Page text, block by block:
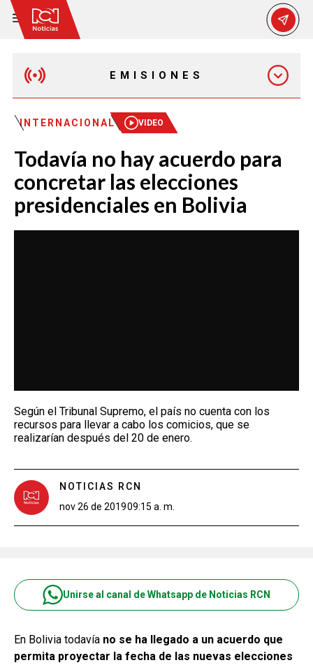
EMISIONES
MAÑANA EXPRESS
EMISIÓN 12:30 PM
EMISIÓN 7:00 PM
INTERNACIONAL VIDEO
Todavía no hay acuerdo para
concretar las elecciones
presidenciales en Bolivia
Según el Tribunal Supremo, el país no cuenta con los
recursos para llevar a cabo los comicios, que se
realizarían después del 20 de enero.
NOTICIAS RCN
nov 26 de 201909:15 a. m.
Unirse al canal de Whatsapp de Noticias RCN
En Bolivia todavía no se ha llegado a un acuerdo que
permita proyectar la fecha de las nuevas elecciones